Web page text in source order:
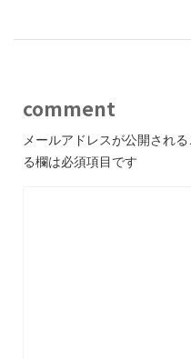
comment
メールアドレスが公開される
る欄は必須項目です